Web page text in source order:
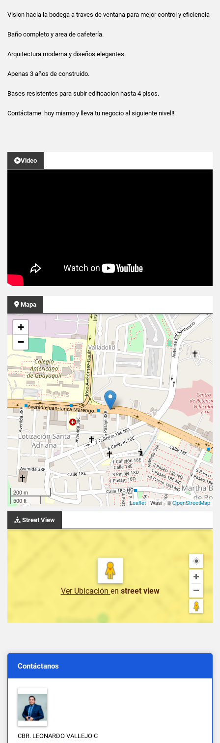
Vision hacia la bodega a traves de ventana para mejor control y eficiencia
Baño completo y area de cafetería.
Arquitectura moderna y diseños elegantes.
Apenas 3 años de construido.
Bases resistentes para subir edificacion hasta 4 pisos.
Contáctame hoy mismo y lleva tu negocio al siguiente nivel!!
Video
Mapa
+
−
200 m
500 ft
Leaflet| Wasi - ©OpenStreetMap
Street View
Ver Ubicación en street view
Contáctanos
CBR. LEONARDO VALLEJO C